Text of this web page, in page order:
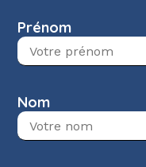
Prénom
Nom